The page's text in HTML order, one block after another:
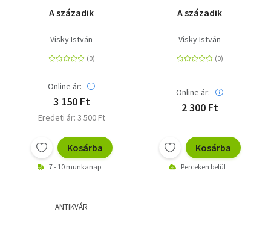
A századik
Visky István
Online ár:
3 150 Ft
Eredeti ár: 3 500 Ft
Kosárba
7 - 10 munkanap
A századik
Visky István
Online ár:
2 300 Ft
Kosárba
Perceken belül
ANTIKVÁR